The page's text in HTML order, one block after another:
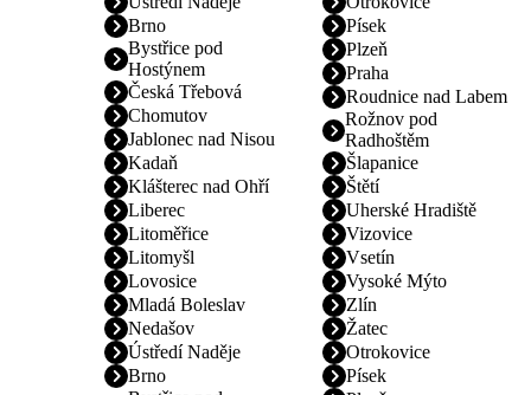
Brno
Bystřice pod
Hostýnem
Česká Třebová
Chomutov
Jablonec nad Nisou
Kadaň
Klášterec nad Ohří
Liberec
Litoměřice
Litomyšl
Lovosice
Mladá Boleslav
Nedašov
Písek
Plzeň
Praha
Roudnice nad Labem
Rožnov pod
Radhoštěm
Šlapanice
Štětí
Uherské Hradiště
Vizovice
Vsetín
Vysoké Mýto
Zlín
Žatec
Ústředí Naděje
Brno
Otrokovice
Písek